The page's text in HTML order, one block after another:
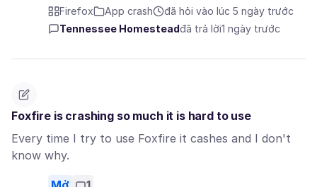
Firefox App crash
đã hỏi vào lúc 5 ngày trước
Tennessee Homesteadđã trả lời1 ngày trước
Foxfire is crashing so much it is hard to use
Every time I try to use Foxfire it cashes and I don't
know why.